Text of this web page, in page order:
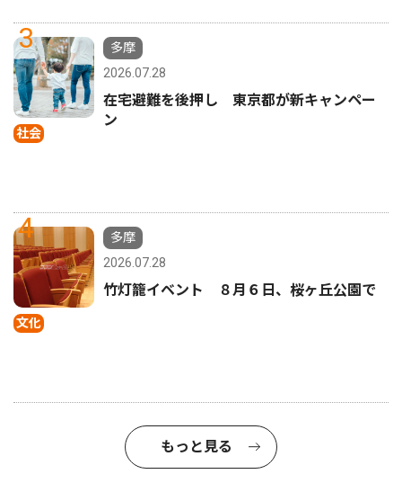
3
社会
多摩
2026.07.28
在宅避難を後押し 東京都が新キャンペー
ン
4
文化
多摩
2026.07.28
竹灯籠イベント ８月６日、桜ヶ丘公園で
もっと見る